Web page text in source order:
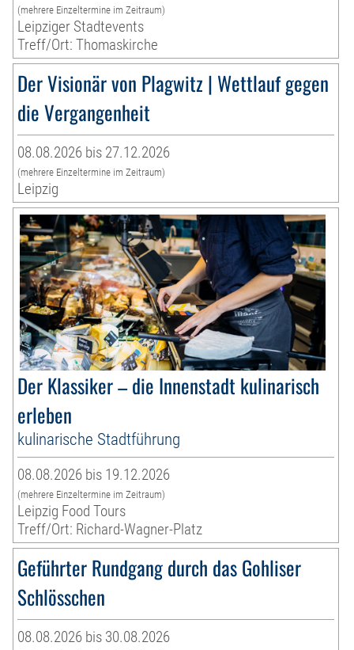
(mehrere Einzeltermine im Zeitraum)
Leipziger Stadtevents
Treff/Ort: Thomaskirche
Der Visionär von Plagwitz | Wettlauf gegen
die Vergangenheit
08.08.2026 bis 27.12.2026
(mehrere Einzeltermine im Zeitraum)
Leipzig
Der Klassiker – die Innenstadt kulinarisch
erleben
kulinarische Stadtführung
08.08.2026 bis 19.12.2026
(mehrere Einzeltermine im Zeitraum)
Leipzig Food Tours
Treff/Ort: Richard-Wagner-Platz
Geführter Rundgang durch das Gohliser
Schlösschen
08.08.2026 bis 30.08.2026